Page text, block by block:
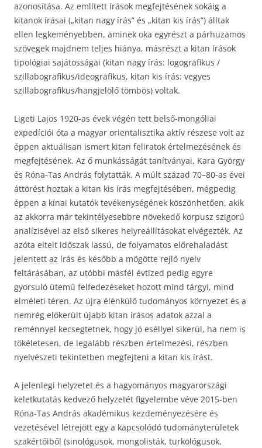
azonosítása. Az említett írások megfejtésének sokáig a
kitanok írásai („kitan nagy írás” és „kitan kis írás”) álltak
ellen legkeményebben, aminek oka egyrészt a párhuzamos
szövegek majdnem teljes hiánya, másrészt a kitan írások
tipológiai sajátosságai (kitan nagy írás: logografikus /
szillabografikus/ideografikus, kitan kis írás: vegyes
szillabografikus/hangjelölő tömbös) voltak.
Ligeti Lajos 1920-as évek végén tett belső-mongóliai
expedíciói óta a magyar orientalisztika aktív részese volt az
éppen aktuálisan ismert kitan feliratok értelmezésének és
megfejtésének. Az ő munkásságát tanítványai, Kara György
és Róna-Tas András folytatták. A múlt század 70–80-as évei
áttörést hoztak a kitan kis írás megfejtésében, mégpedig
éppen a kínai kutatók tevékenységének köszönhetően, akik
az akkorra már tekintélyesebbre növekedő korpusz szigorú
analízisével az első sikeres helyreállításokat elvégezték. Az
azóta eltelt időszak lassú, de folyamatos előrehaladást
jelentett az írás és később a mögötte rejlő nyelv
feltárásában, az utóbbi másfél évtized pedig egyre
gyorsuló ütemű felfedezéseket hozott mind tárgyi, mind
elméleti téren. Az újra élénkülő tudományos környezet és a
nemrég előkerült újabb kitan írásos adatok azzal a
reménnyel kecsegtetnek, hogy jó eséllyel sikerül, ha nem is
tökéletesen, de legalább részben értelmezési, részben
nyelvészeti tekintetben megfejteni a kitan kis írást.
A jelenlegi helyzetet és a hagyományos magyarországi
keletkutatás kedvező helyzetét figyelembe véve 2015-ben
Róna-Tas András akadémikus kezdeményezésére és
vezetésével létrejött egy a kapcsolódó tudományterületek
szakértőiből (sinológusok, mongolisták, turkológusok,